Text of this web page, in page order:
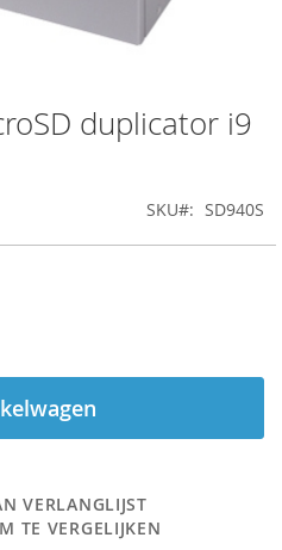
duplicator i9
SKU SD940S
VERLANGLIJST
TE VERGELIJKEN